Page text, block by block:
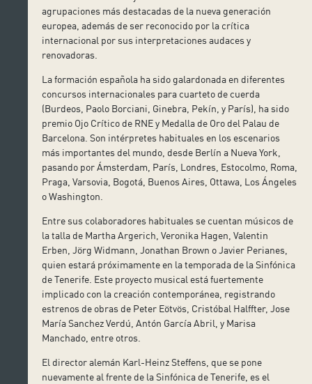
agrupaciones más destacadas de la nueva generación
europea, además de ser reconocido por la crítica
internacional por sus interpretaciones audaces y
renovadoras.
La formación española ha sido galardonada en diferentes
concursos internacionales para cuarteto de cuerda
(Burdeos, Paolo Borciani, Ginebra, Pekín, y París), ha sido
premio Ojo Crítico de RNE y Medalla de Oro del Palau de
Barcelona. Son intérpretes habituales en los escenarios
más importantes del mundo, desde Berlín a Nueva York,
pasando por Ámsterdam, París, Londres, Estocolmo, Roma,
Praga, Varsovia, Bogotá, Buenos Aires, Ottawa, Los Ángeles
o Washington.
Entre sus colaboradores habituales se cuentan músicos de
la talla de Martha Argerich, Veronika Hagen, Valentin
Erben, Jörg Widmann, Jonathan Brown o Javier Perianes,
quien estará próximamente en la temporada de la Sinfónica
de Tenerife. Este proyecto musical está fuertemente
implicado con la creación contemporánea, registrando
estrenos de obras de Peter Eötvös, Cristóbal Halffter, Jose
María Sanchez Verdú, Antón García Abril, y Marisa
Manchado, entre otros.
El director alemán Karl-Heinz Steffens, que se pone
nuevamente al frente de la Sinfónica de Tenerife, es el